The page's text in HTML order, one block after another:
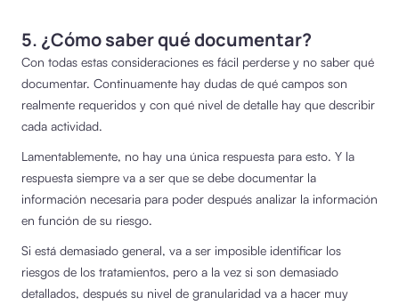
5. ¿Cómo saber qué documentar?
Con todas estas consideraciones es fácil perderse y no saber qué
documentar. Continuamente hay dudas de qué campos son
realmente requeridos y con qué nivel de detalle hay que describir
cada actividad.
Lamentablemente, no hay una única respuesta para esto. Y la
respuesta siempre va a ser que se debe documentar la
información necesaria para poder después analizar la información
en función de su riesgo.
Si está demasiado general, va a ser imposible identificar los
riesgos de los tratamientos, pero a la vez si son demasiado
detallados, después su nivel de granularidad va a hacer muy